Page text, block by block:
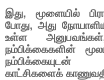
இது, மூளையில்
போது, ​​அது
உள்ள
அனுபவங்கள்
நம்பிக்கைகளின்
நம்பிக்கையுடன்
காட்சிகளைக்